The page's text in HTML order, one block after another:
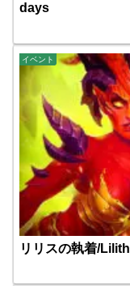
days
イベント
リリスの執着/